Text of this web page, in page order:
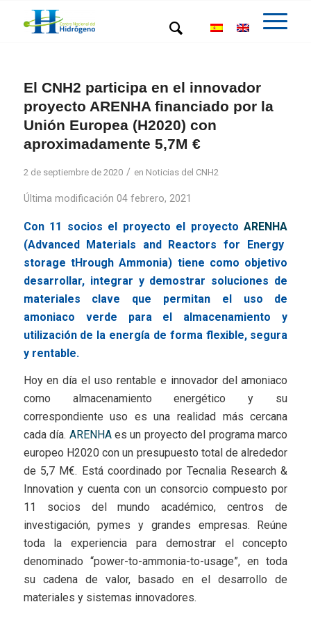
El CNH2 participa en el innovador
proyecto ARENHA financiado por la
Unión Europea (H2020) con
aproximadamente 5,7M €
2 de septiembre de 2020 / en Noticias del CNH2
Última modificación 04 febrero, 2021
Con 11 socios el proyecto el proyectoARENHA
(Advanced Materials and Reactors for Energy
storage tHrough Ammonia) tiene como objetivo
desarrollar, integrar y demostrar soluciones de
materiales clave que permitan el uso de
amoniaco verde para el almacenamiento y
utilización de la energía de forma flexible, segura
y rentable.
Hoy en día el uso rentable e innovador del amoniaco
como almacenamiento energético y su
correspondiente uso es una realidad más cercana
cada día. ARENHAes un proyecto del programa marco
europeo H2020 con un presupuesto total de alrededor
de 5,7 M€. Está coordinado por Tecnalia Research &
Innovation y cuenta con un consorcio compuesto por
11 socios del mundo académico, centros de
investigación, pymes y grandes empresas. Reúne
toda la experiencia para demostrar el concepto
denominado “power-to-ammonia-to-usage”, en toda
su cadena de valor, basado en el desarrollo de
materiales y sistemas innovadores.